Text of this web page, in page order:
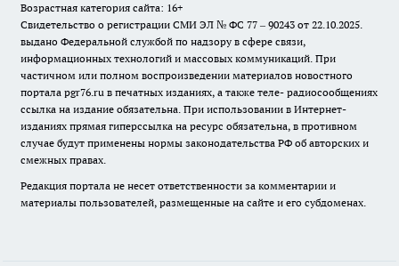
Возрастная категория сайта: 16+
Свидетельство о регистрации СМИ ЭЛ № ФС 77 – 90243 от 22.10.2025.
выдано Федеральной службой по надзору в сфере связи,
информационных технологий и массовых коммуникаций. При
частичном или полном воспроизведении материалов новостного
портала pgr76.ru в печатных изданиях, а также теле- радиосообщениях
ссылка на издание обязательна. При использовании в Интернет-
изданиях прямая гиперссылка на ресурс обязательна, в противном
случае будут применены нормы законодательства РФ об авторских и
смежных правах.
Редакция портала не несет ответственности за комментарии и
материалы пользователей, размещенные на сайте и его субдоменах.